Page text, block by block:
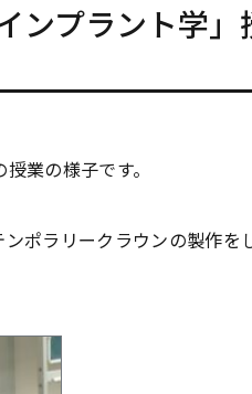
ンプラント学」
業の様子です。
ポラリークラウンの製作を